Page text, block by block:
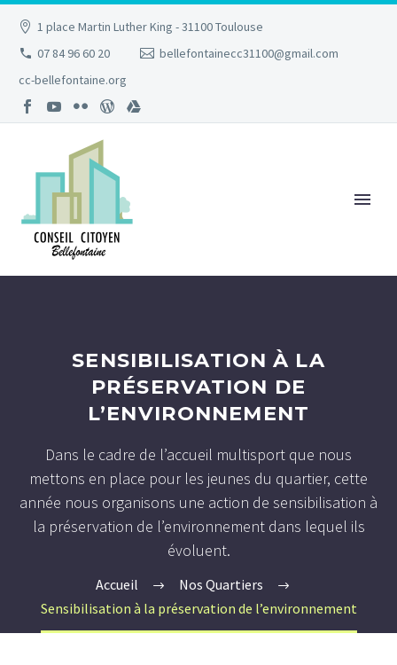
1 place Martin Luther King - 31100 Toulouse
07 84 96 60 20
bellefontainecc31100@gmail.com
cc-bellefontaine.org
SENSIBILISATION À LA
PRÉSERVATION DE
L’ENVIRONNEMENT
Dans le cadre de l’accueil multisport que nous
mettons en place pour les jeunes du quartier, cette
année nous organisons une action de sensibilisation à
la préservation de l’environnement dans lequel ils
évoluent.
Accueil
Nos Quartiers
Sensibilisation à la préservation de l’environnement